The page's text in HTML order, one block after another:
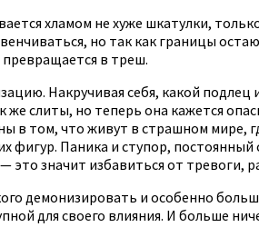
хламом не хуже шкатулки,
но так как границы
в треш.
Накручивая себя, какой
же слиты, но теперь она кажется
в том, что живут в страшном мире,
фигур. Паника и ступор,
значит избавиться от тревоги,
демонизировать и особенно
для своего влияния. И больше